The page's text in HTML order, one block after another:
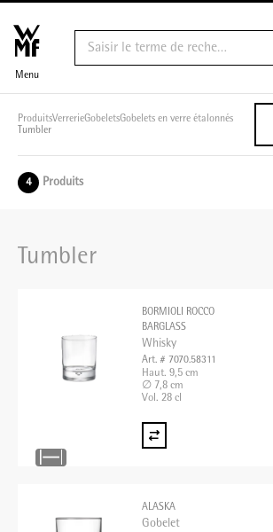
Menu
ProduitsVerrerieGobeletsGobelets en verre étalonnés
Tumbler
4 Produits
Tumbler
BORMIOLI ROCCO
BARGLASS
Whisky
Art. # 7070.58311
Haut. 9,5 cm
∅ 7,8 cm
Vol. 28 cl
ALASKA
Gobelet